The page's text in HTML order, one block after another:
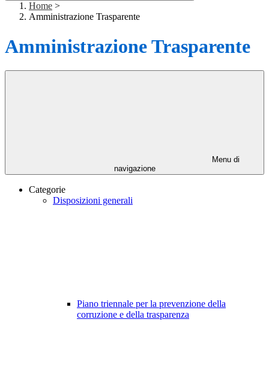
Home >
Amministrazione Trasparente
Amministrazione Trasparente
Menu di
navigazione
Categorie
Disposizioni generali
Piano triennale per la prevenzione della
corruzione e della trasparenza